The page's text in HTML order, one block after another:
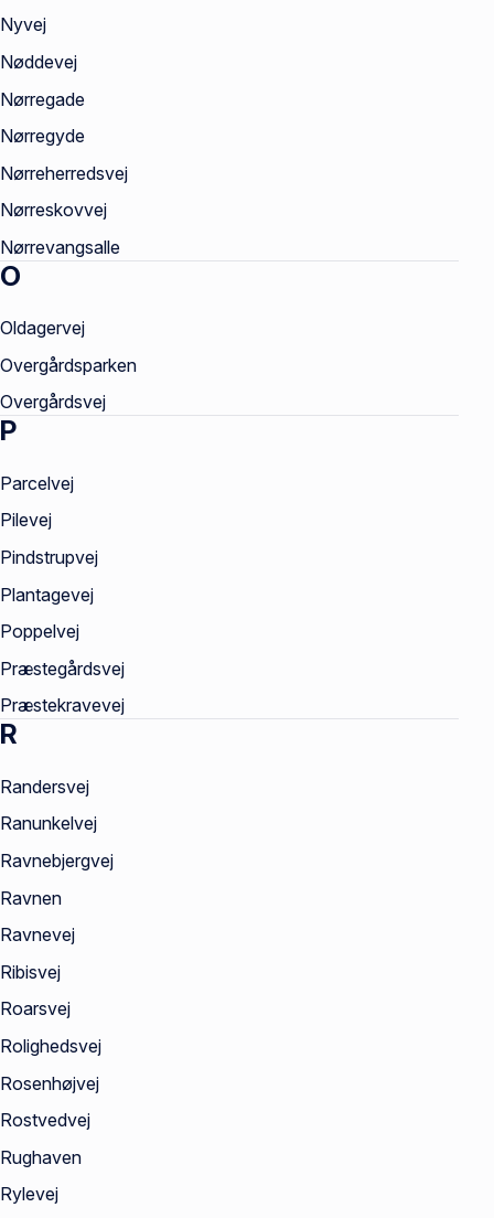
Nyvej
Nøddevej
Nørregade
Nørregyde
Nørreherredsvej
Nørreskovvej
Nørrevangsalle
O
Oldagervej
Overgårdsparken
Overgårdsvej
P
Parcelvej
Pilevej
Pindstrupvej
Plantagevej
Poppelvej
Præstegårdsvej
Præstekravevej
R
Randersvej
Ranunkelvej
Ravnebjergvej
Ravnen
Ravnevej
Ribisvej
Roarsvej
Rolighedsvej
Rosenhøjvej
Rostvedvej
Rughaven
Rylevej